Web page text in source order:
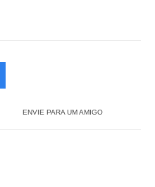
ENVIE PARA UM AMIGO